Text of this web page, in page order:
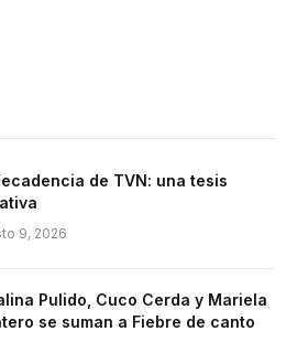
de TVN: una tesis
9, 2026
Pulido, Cuco Cerda y Mariela
se suman a Fiebre de canto